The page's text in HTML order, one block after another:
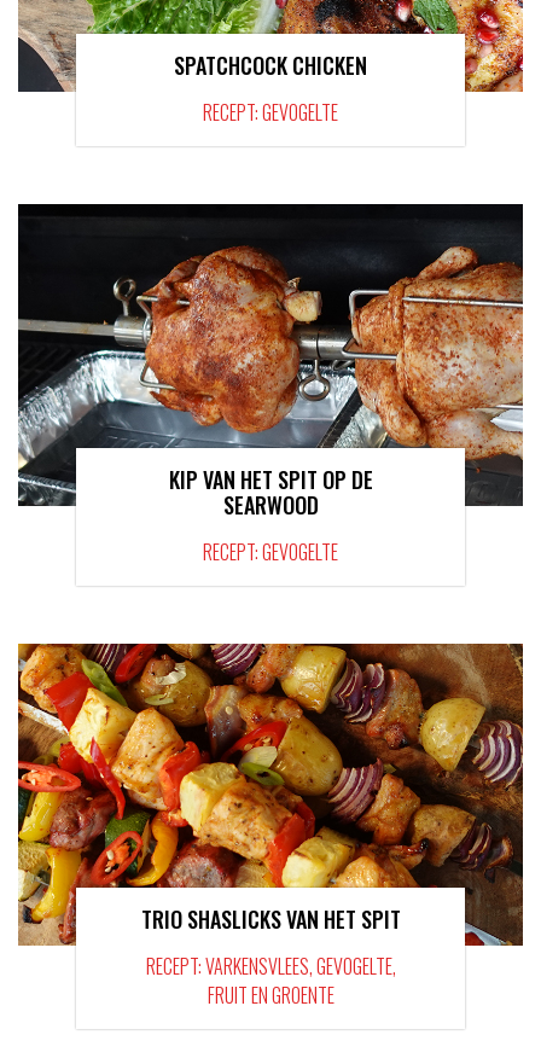
SPATCHCOCK CHICKEN
RECEPT: GEVOGELTE
KIP VAN HET SPIT OP DE
SEARWOOD
RECEPT: GEVOGELTE
TRIO SHASLICKS VAN HET SPIT
RECEPT: VARKENSVLEES, GEVOGELTE,
FRUIT EN GROENTE